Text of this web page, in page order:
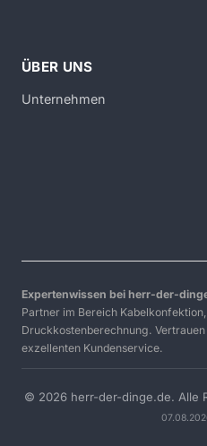
ÜBER UNS
Unternehmen
Expertenwissen bei herr-der-
Partner im Bereich
Druckkostenberechnung.
exzellenten Kundenservice.
© 2026 herr-der-dinge.de. Alle